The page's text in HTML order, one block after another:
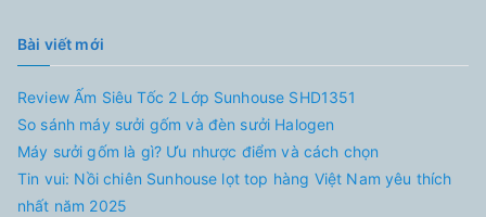
Bài viết mới
Review Ấm Siêu Tốc 2 Lớp Sunhouse SHD1351
So sánh máy sưởi gốm và đèn sưởi Halogen
Máy sưởi gốm là gì? Ưu nhược điểm và cách chọn
Tin vui: Nồi chiên Sunhouse lọt top hàng Việt Nam yêu thích
nhất năm 2025